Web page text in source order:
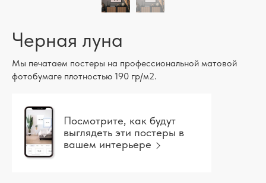
Черная луна
Мы печатаем постеры на профессиональной матовой
фотобумаге плотностью 190 гр/м2.
Посмотрите, как будут
выглядеть эти постеры в
вашем интерьере